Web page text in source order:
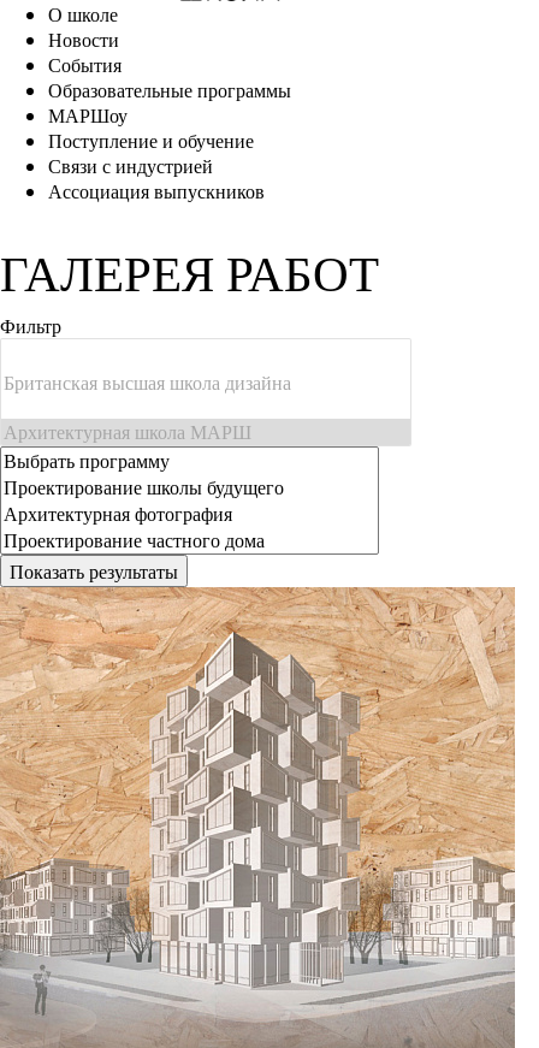
О школе
Новости
События
Образовательные программы
МАРШоу
Поступление и обучение
Связи с индустрией
Ассоциация выпускников
ГАЛЕРЕЯ РАБОТ
Фильтр